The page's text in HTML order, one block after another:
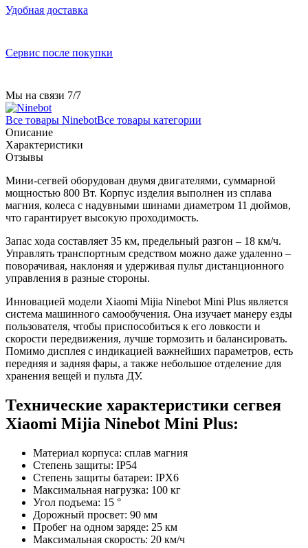
Удобная доставка
Сервис после покупки
Мы на связи 7/7
Все товары NinebotВсе товары категории
Описание
Характеристики
Отзывы
Мини-сегвей оборудован двумя двигателями, суммарной
мощностью 800 Вт. Корпус изделия выполнен из сплава
магния, колеса с надувными шинами диаметром 11 дюймов,
что гарантирует высокую проходимость.
Запас хода составляет 35 км, предельный разгон – 18 км/ч.
Управлять транспортным средством можно даже удаленно –
поворачивая, наклоняя и удерживая пульт дистанционного
управления в разные стороны.
Инновацией модели Xiaomi Mijia Ninebot Mini Plus является
система машинного самообучения. Она изучает манеру езды
пользователя, чтобы приспособиться к его ловкости и
скорости передвижения, лучше тормозить и балансировать.
Помимо дисплея с индикацией важнейших параметров, есть
передняя и задняя фары, а также небольшое отделение для
хранения вещей и пульта ДУ.
Технические характеристики сегвея
Xiaomi Mijia Ninebot Mini Plus:
Материал корпуса: сплав магния
Степень защиты: IP54
Степень защиты батареи: IPX6
Максимальная нагрузка: 100 кг
Угол подъема: 15 °
Дорожный просвет: 90 мм
Пробег на одном заряде: 25 км
Максимальная скорость: 20 км/ч